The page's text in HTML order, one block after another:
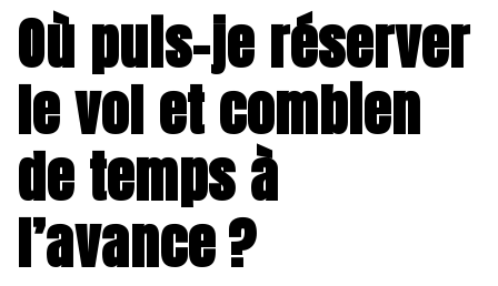
Où puis-je réserver
le vol et combien
de temps à
l’avance ?